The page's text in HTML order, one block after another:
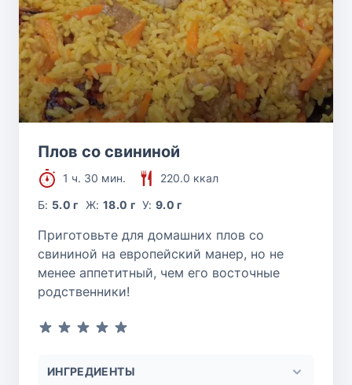
Плов со свининой
1 ч. 30 мин.
220.0 ккал
Б: 5.0 г Ж: 18.0 г У:9.0 г
Приготовьте для домашних плов со
свининой на европейский манер, но не
менее аппетитный, чем его восточные
родственники!
ИНГРЕДИЕНТЫ